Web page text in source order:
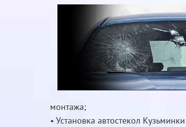
монтажа;
• Установка автостекол